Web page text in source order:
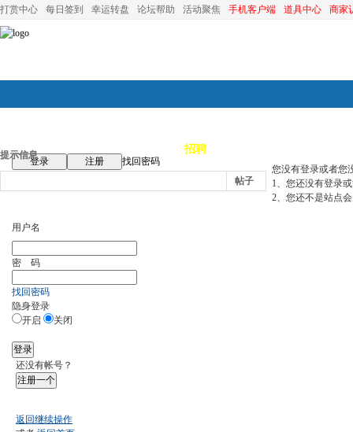
打赏中心 每日签到 幸运转盘 论坛帮助 活动聚焦 手机客户端 道具中心 商家
论坛首页 招聘
登录 注册
找回密码
帖子
提示信息
您没有登录或者您
1、您还没有登录
2、您还不是站点
用户名
密 码
找回密码
隐身登录
开启
关闭
登录
还没有帐号？
注册一个
返回继续操作